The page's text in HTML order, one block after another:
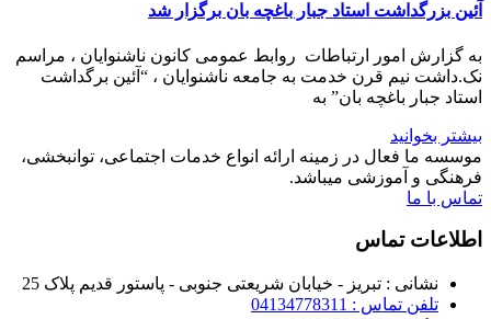
آئین بزرگداشت استاد جبار باغچه بان برگزار شد
به گزارش امور ارتباطات روابط عمومی کانون ناشنوایان ، مراسم
نک.داشت نیم قرن خدمت به جامعه ناشنوایان ، “آئین برگداشت
استاد جبار باغچه بان” به
بیشتر بخوانید
موسسه ما فعال در زمینه ارائه انواع خدمات اجتماعی، توانبخشی،
فرهنگی و آموزشی میباشد.
تماس با ما
اطلاعات تماس
نشانی : تبریز - خیابان شریعتی جنوبی - پاستور قدیم پلاک 25
تلفن تماس : 04134778311